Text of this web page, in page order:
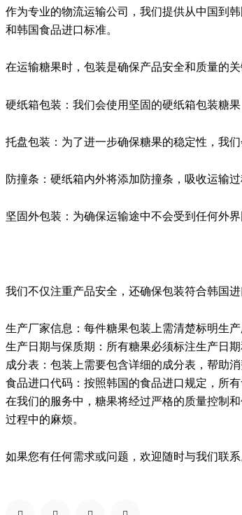
作为专业的物流运输公司，我们提供从中国到
和韩国食品进口标准。
在运输糖果时，包装是确保产品安全和质量的
硬纸箱包装：我们会使用坚固的硬纸箱包装糖
托盘包装：为了进一步确保糖果的稳定性，我
防撞条：硬纸箱内外将添加防撞条，吸收运输
坚固外包装：为确保运输途中不会受到任何外
我们不仅注重产品安全，还确保包装符合韩国
生产厂家信息：每件糖果包装上需清楚标明生
生产日期与保质期：所有糖果必须标注生产日
成分表：包装上需要包含详细的成分表，帮助
食品进口代码：按照韩国的食品进口规定，所
在我们的服务中，糖果将经过严格的质量控制
过程中的麻烦。
如果您有任何需求或问题，欢迎随时与我们联